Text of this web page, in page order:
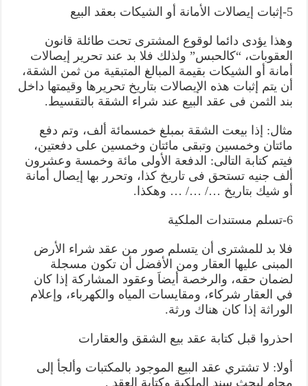
5-إثبات إيصالات الأمانة أو الشيكات بعقد البيع
وهذا يؤدى دائما لوقوع المشترى تحت طائلة قانون
العقوبات، “كالحبس” ولذلك فلا بد عند تحرير إيصالات
أمانة أو الشيكات بقيمة المبالغ المتبقية من ثمن الشقة،
أن يتم إثبات هذه الإيصالات بتاريخ تحريرها وقيمتها داخل
بند الثمن فى عقد البيع عند شراء الشقة بالتقسيط.
مثال: إذا بيعت الشقة بمبلغ خمسمائة ألف، وتم دفع
مائتان وخمسين وتبقى مائتان وخمسين على دفعتين،
فيتم كتابة التالى: الدفعة الأولى مائة وخمسة وعشرون
ألف جنيه تستحق فى تاريخ كذا، وتحرر بها إيصال أمانة
أو شيك بتاريخ …/ …/ … وهكذا.
6-تسلم مستندات الملكية
فلا بد للمشترى أن يتسلم صور من عقد شراء الأرض
المبنى عليها العقار ومن الأفضل أن تكون مسجلة
لضمان حقه، والرخصة أيضاَ وعقود المشاركة إذا كان
في العقار شركاء، ومقايسات المياه والكهرباء، وإعلام
الوراثة إذا كان هناك ورثة.
احذروا قبل كتابة عقد بيع الشقق والعقارات
أولا: لا تشتري عقد البيع الموجود بالمكتبات وألجأ إلى
محام لبحث سند الملكية وكتابة العقد .